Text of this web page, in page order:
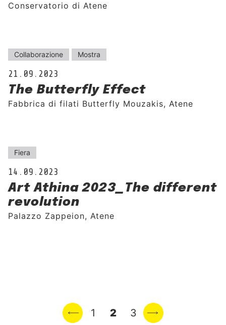
Conservatorio di Atene
Collaborazione Mostra
21.09.2023
The Butterfly Effect
Fabbrica di filati Butterfly Mouzakis, Atene
Fiera
14.09.2023
Art Athina 2023_The different
revolution
Palazzo Zappeion, Atene
Previous page 1 2 3 Next page